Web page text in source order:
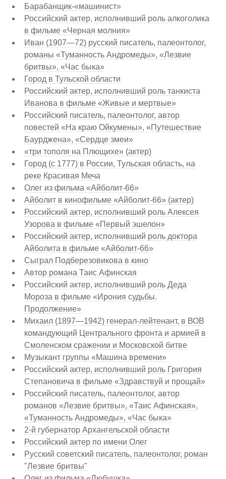
Барабанщик-«машинист»
Российский актер, исполнивший роль алкоголика
в фильме «Черная молния»
Иван (1907—72) русский писатель, палеонтолог,
романы «Туманность Андромеды», «Лезвие
бритвы», «Час быка»
Город в Тульской области
Российский актер, исполнивший роль танкиста
Иванова в фильме «Живые и мертвые»
Российский писатель, палеонтолог, автор
повестей «На краю Ойкумены», «Путешествие
Баурджена», «Сердце змеи»
«три тополя на Плющихе» (актер)
Город (с 1777) в России, Тульская область, на
реке Красивая Меча
Олег из фильма «Айболит-66»
Айболит в кинофильме «Айболит-66» (актер)
Российский актер, исполнивший роль Алексея
Узорова в фильме «Первый эшелон»
Российский актер, исполнивший роль доктора
Айболита в фильме «Айболит-66»
Сыграл Подберезовикова в кино
Автор романа Таис Афинская
Российский актер, исполнивший роль Деда
Мороза в фильме «Ирония судьбы.
Продолжение»
Михаил (1897—1942) генерал-лейтенант, в ВОВ
командующий Центрального фронта и армией в
Смоленском сражении и Московской битве
Музыкант группы «Машина времени»
Российский актер, исполнивший роль Григория
Степановича в фильме «Здравствуй и прощай»
Российский писатель, палеонтолог, автор
романов «Лезвие бритвы», «Таис Афинская»,
«Туманность Андромеды», «Час быка»
2-й губернатор Архангельской области
Российский актер по имени Олег
Русский советский писатель, палеонтолог, роман
"Лезвие бритвы"